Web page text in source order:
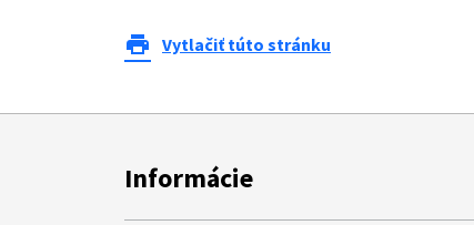
print Vytlačiť túto stránku
Informácie